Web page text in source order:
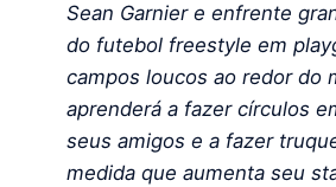
Sean Garnier e enfrente
do futebol freestyle em
campos loucos ao redor do
aprenderá a fazer círculos
seus amigos e a fazer
medida que aumenta seu